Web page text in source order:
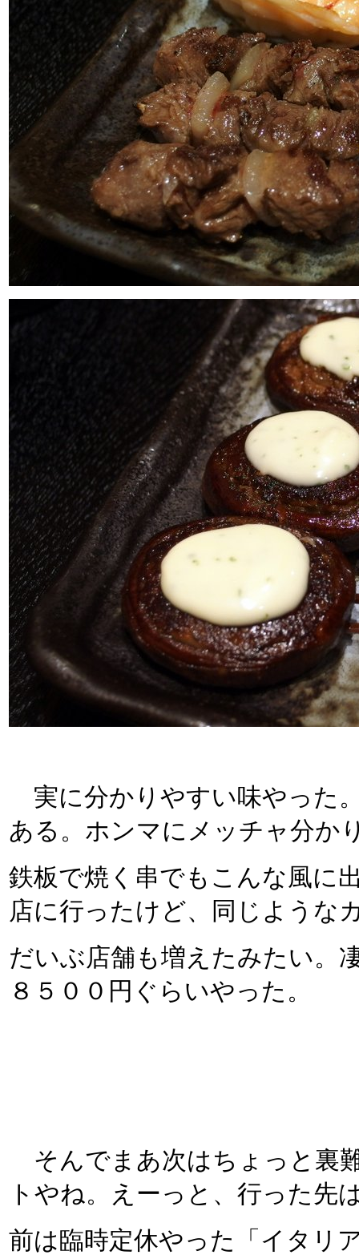
実に分かりやすい味やった
ある。ホンマにメッチャ分か
鉄板で焼く串でもこんな風に
店に行ったけど、同じような
だいぶ店舗も増えたみたい。
８５００円ぐらいやった。
そんでまあ次はちょっと裏
トやね。えーっと、行った先
前は臨時定休やった「イタ